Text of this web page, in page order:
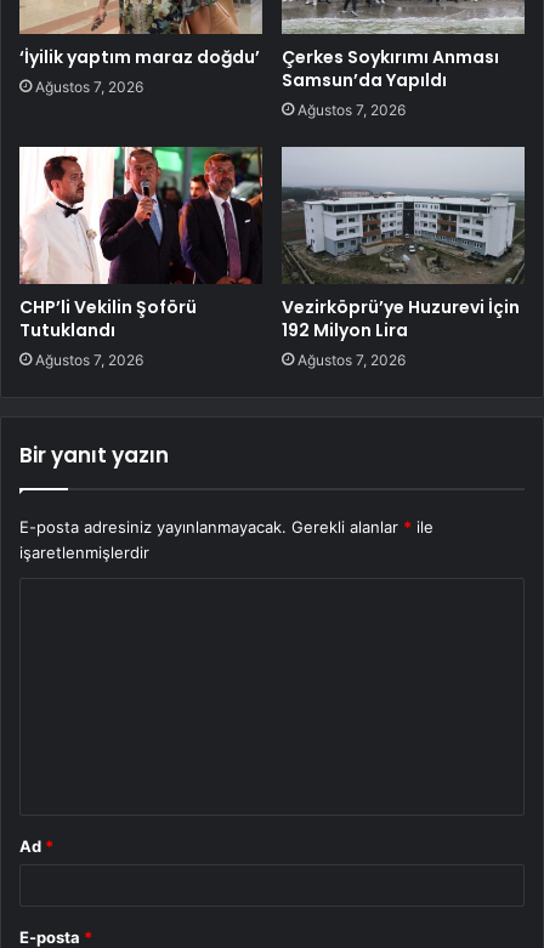
‘İyilik yaptım maraz doğdu’
Ağustos 7, 2026
Çerkes Soykırımı Anması
Samsun’da Yapıldı
Ağustos 7, 2026
CHP’li Vekilin Şoförü
Tutuklandı
Ağustos 7, 2026
Vezirköprü’ye Huzurevi İçin
192 Milyon Lira
Ağustos 7, 2026
Bir yanıt yazın
E-posta adresiniz yayınlanmayacak. Gerekli alanlar * ile
işaretlenmişlerdir
Ad *
E-posta *